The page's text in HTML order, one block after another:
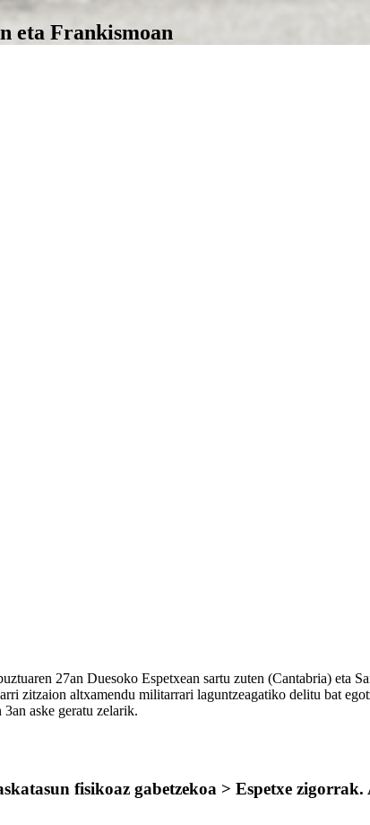
eta Frankismoan
27an Duesoko Espetxean sartu zuten (Cantabria) eta
zitzaion altxamendu militarrari laguntzeagatiko delitu bat
aske geratu zelarik.
fisikoaz gabetzekoa > Espetxe